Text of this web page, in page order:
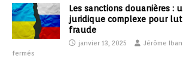
Les sanctions douanières :
juridique complexe pour
fraude
janvier 13, 2025 Jérôme
fermés